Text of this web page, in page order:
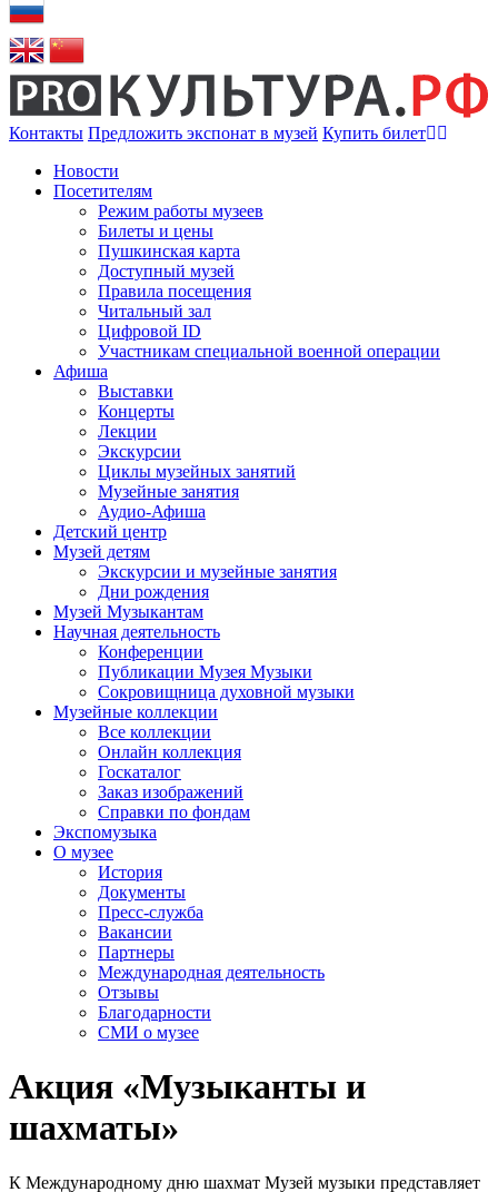
Контакты Предложить экспонат в музей Купить билет
Новости
Посетителям
Режим работы музеев
Билеты и цены
Пушкинская карта
Доступный музей
Правила посещения
Читальный зал
Цифровой ID
Участникам специальной военной операции
Афиша
Выставки
Концерты
Лекции
Экскурсии
Циклы музейных занятий
Музейные занятия
Аудио-Афиша
Детский центр
Музей детям
Экскурсии и музейные занятия
Дни рождения
Музей Музыкантам
Научная деятельность
Конференции
Публикации Музея Музыки
Сокровищница духовной музыки
Музейные коллекции
Все коллекции
Онлайн коллекция
Госкаталог
Заказ изображений
Справки по фондам
Экспомузыка
О музее
История
Документы
Пресс-служба
Вакансии
Партнеры
Международная деятельность
Отзывы
Благодарности
СМИ о музее
Акция «Музыканты и
шахматы»
К Международному дню шахмат Музей музыки представляет